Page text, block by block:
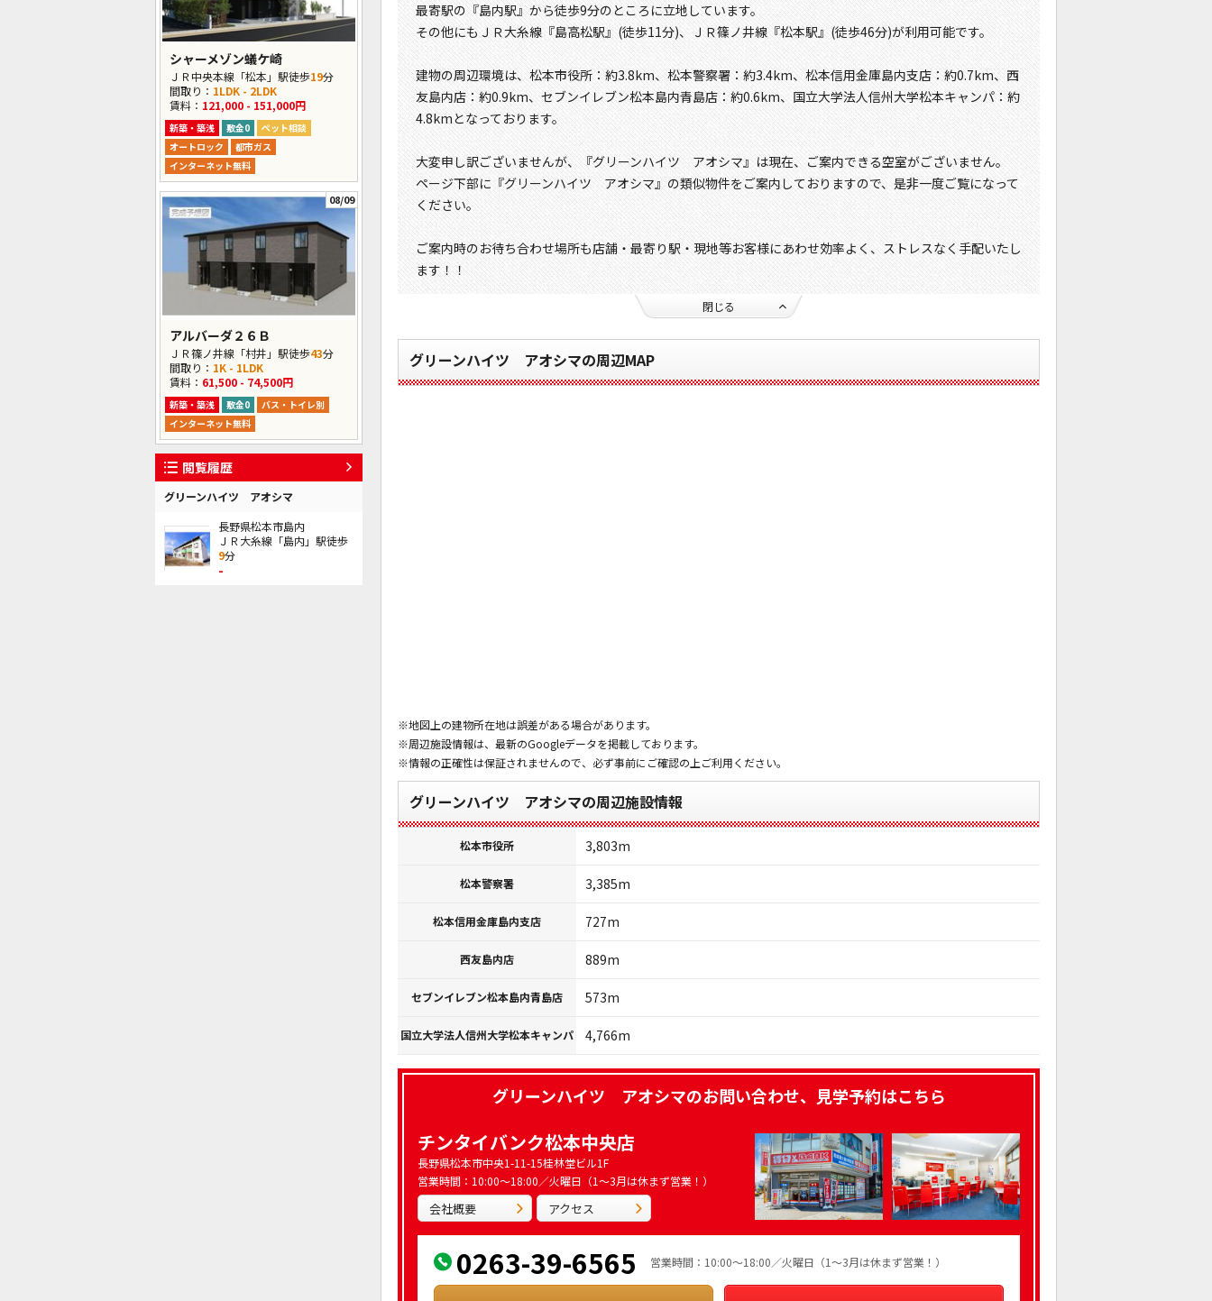
シャーメゾン蟻ケ崎
ＪＲ中央本線「松本」駅徒歩19分
間取り： 1LDK - 2LDK
賃料： 121,000 - 151,000円
新築・築浅 敷金0
ペット相談
オートロック
都市ガス
インターネット無料
08/09
アルバーダ２６Ｂ
ＪＲ篠ノ井線「村井」駅徒歩43分
間取り： 1K - 1LDK
賃料： 61,500 - 74,500円
新築・築浅 敷金0
バス・トイレ別
インターネット無料
閲覧履歴
グリーンハイツ アオシマ
長野県松本市島内
ＪＲ大糸線「島内」駅徒歩
9分
-
最寄駅の『島内駅』から徒歩9分のところに立地しています。
その他にもＪＲ大糸線『島高松駅』(徒歩11分)、ＪＲ篠ノ井線『松本駅』(徒歩46分)が利用可能です。
建物の周辺環境は、松本市役所：約3.8km、松本警察署：約3.4km、松本信用金庫島内支店：約0.7km、西
友島内店：約0.9km、セブンイレブン松本島内青島店：約0.6km、国立大学法人信州大学松本キャンパ：約
4.8kmとなっております。
大変申し訳ございませんが、『グリーンハイツ アオシマ』は現在、ご案内できる空室がございません。
ページ下部に『グリーンハイツ アオシマ』の類似物件をご案内しておりますので、是非一度ご覧になって
ください。
ご案内時のお待ち合わせ場所も店舗・最寄り駅・現地等お客様にあわせ効率よく、ストレスなく手配いたし
ます！！
閉じる
グリーンハイツ アオシマの周辺MAP
※地図上の建物所在地は誤差がある場合があります。
※周辺施設情報は、最新のGoogleデータを掲載しております。
※情報の正確性は保証されませんので、必ず事前にご確認の上ご利用ください。
グリーンハイツ アオシマの周辺施設情報
松本市役所 3,803m
松本警察署 3,385m
松本信用金庫島内支店 727m
西友島内店 889m
セブンイレブン松本島内青島店 573m
国立大学法人信州大学松本キャンパ 4,766m
グリーンハイツ アオシマのお問い合わせ、見学予約はこちら
チンタイバンク松本中央店
長野県松本市中央1-11-15桂林堂ビル1F
営業時間：10:00～18:00／火曜日（1～3月は休まず営業！）
会社概要 アクセス
0263-39-6565 営業時間：10:00～18:00／火曜日（1～3月は休まず営業！）